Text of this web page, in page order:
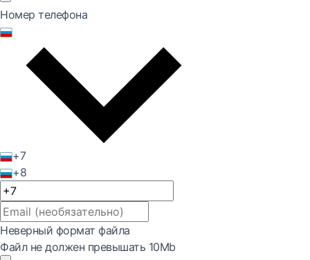
Номер телефона
+7
+8
Неверный формат файла
Файл не должен превышать 10Mb